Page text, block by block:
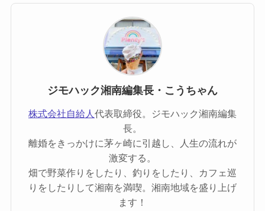
ジモハック湘南編集長・こうちゃん
株式会社自給人 代表取締役。ジモハック湘南編集
長。
離婚をきっかけに茅ヶ崎に引越し、人生の流れが
激変する。
畑で野菜作りをしたり、釣りをしたり、カフェ巡
りをしたりして湘南を満喫。湘南地域を盛り上げ
ます！